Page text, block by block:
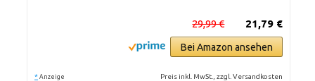
21,79 €
29,99 €
Bei Amazon ansehen
* Anzeige Preis inkl. MwSt., zzgl. Versandkosten